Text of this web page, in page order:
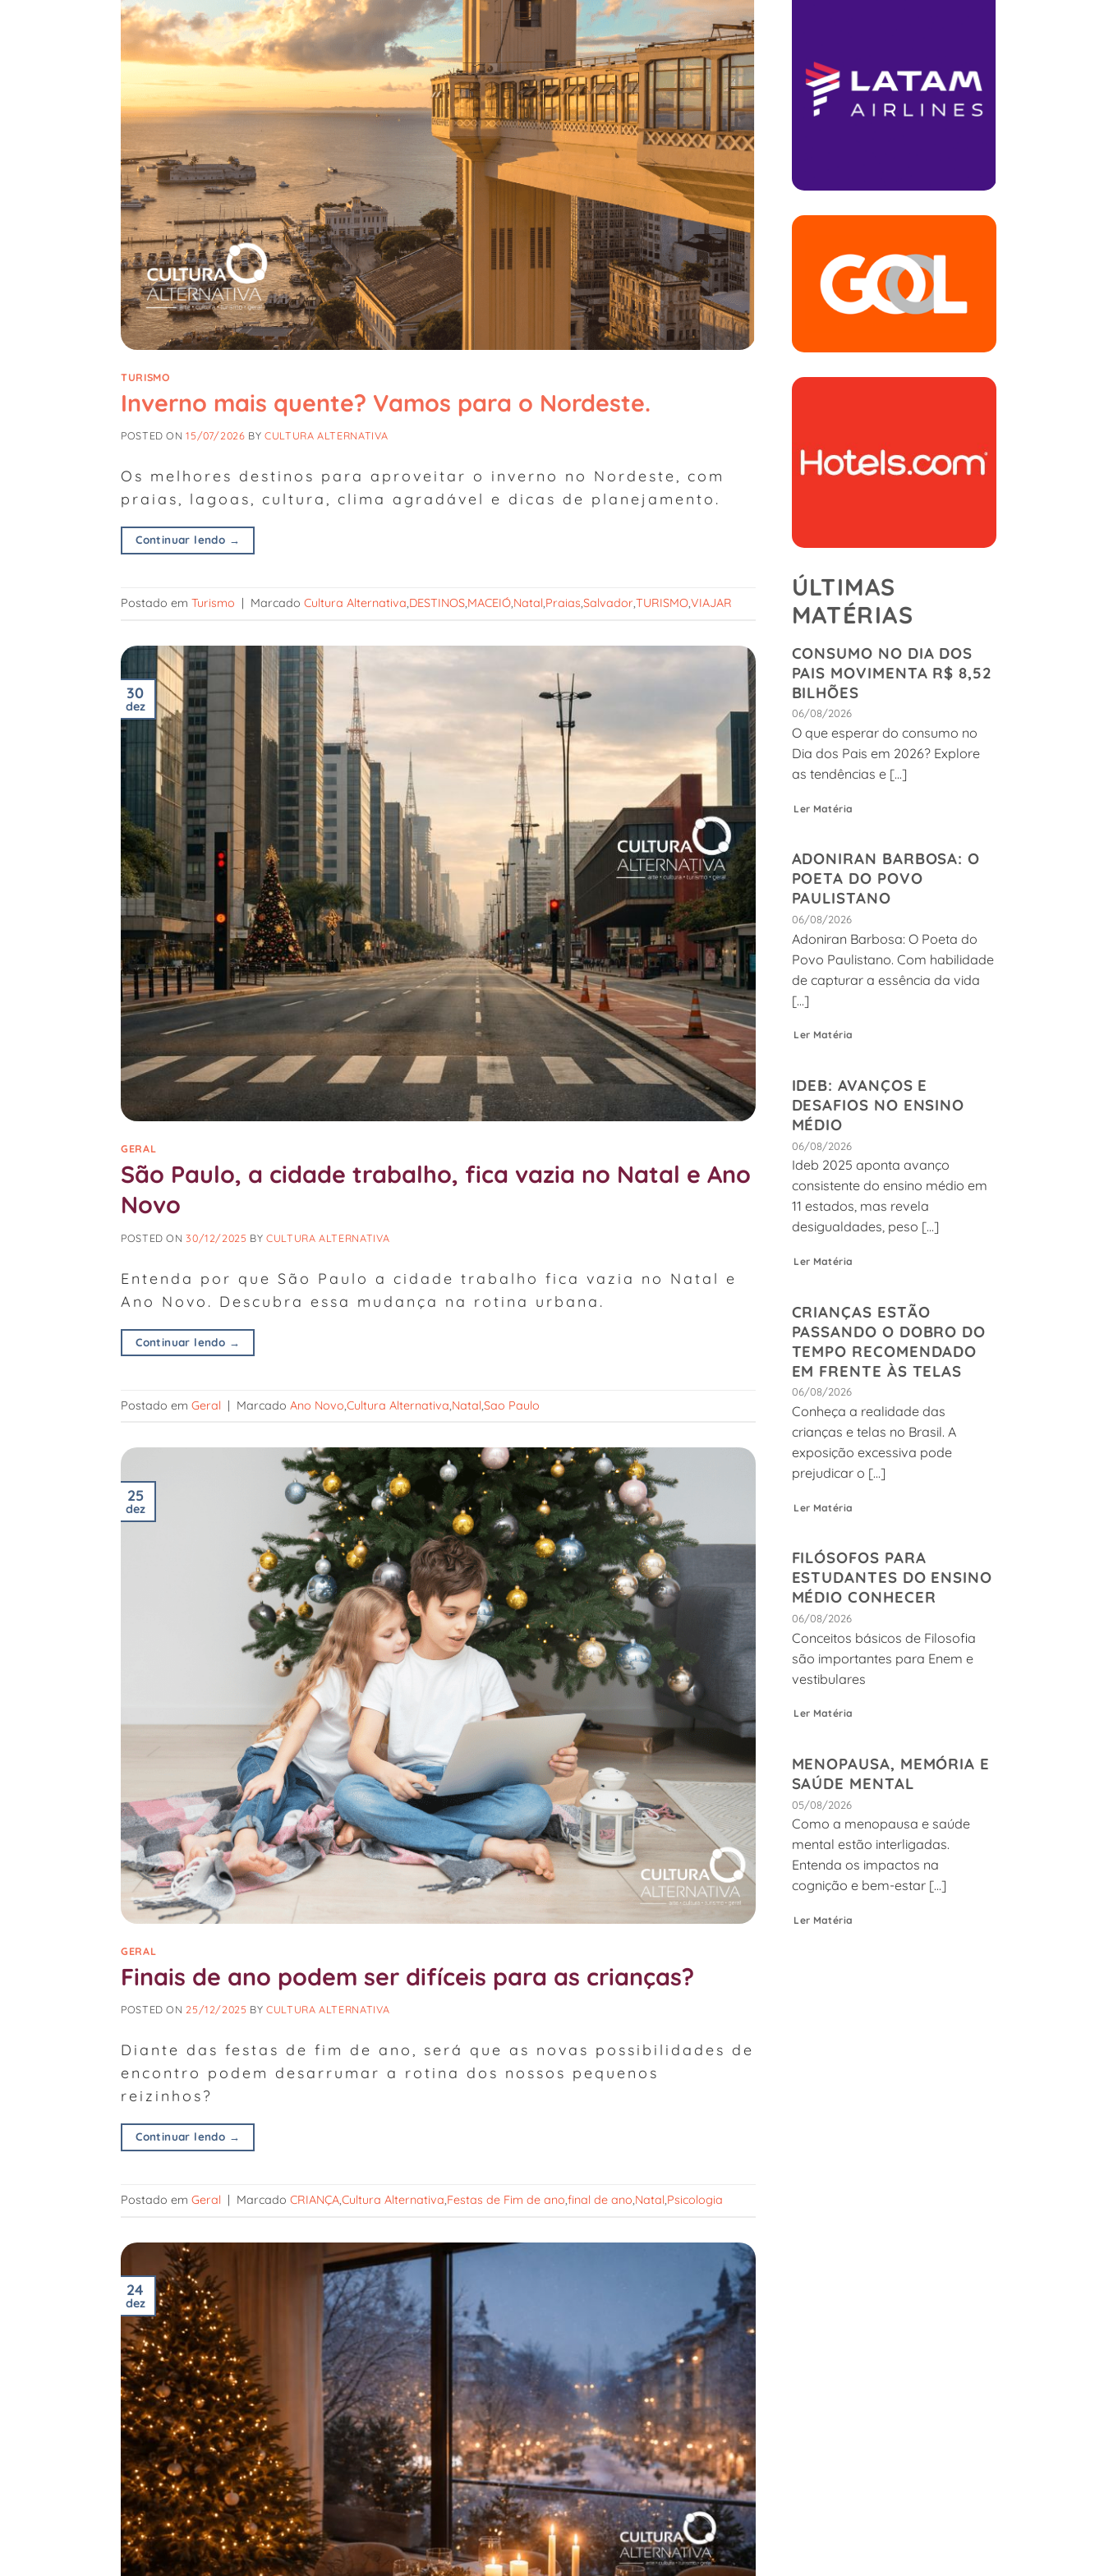
TURISMO
Inverno mais quente? Vamos para o Nordeste.
POSTED ON15/07/2026 BYCULTURA ALTERNATIVA
Os melhores destinos para aproveitar o inverno no Nordeste, com
praias, lagoas, cultura, clima agradável e dicas de planejamento.
Continuar lendo →
Postado em Turismo | Marcado Cultura Alternativa,DESTINOS,MACEIÓ,Natal,Praias,Salvador,TURISMO,VIAJAR
30
dez
GERAL
São Paulo, a cidade trabalho, fica vazia no Natal e Ano
Novo
POSTED ON30/12/2025 BYCULTURA ALTERNATIVA
Entenda por que São Paulo a cidade trabalho fica vazia no Natal e
Ano Novo. Descubra essa mudança na rotina urbana.
Continuar lendo →
Postado em Geral | Marcado Ano Novo,Cultura Alternativa,Natal,Sao Paulo
25
dez
GERAL
Finais de ano podem ser difíceis para as crianças?
POSTED ON 25/12/2025 BYCULTURA ALTERNATIVA
Diante das festas de fim de ano, será que as novas possibilidades de
encontro podem desarrumar a rotina dos nossos pequenos
reizinhos?
Continuar lendo →
Postado em Geral | Marcado CRIANÇA,Cultura Alternativa,Festas de Fim de ano,final de ano,Natal,Psicologia
24
dez
ÚLTIMAS
MATÉRIAS
CONSUMO NO DIA DOS
PAIS MOVIMENTA R$ 8,52
BILHÕES
06/08/2026
O que esperar do consumo no
Dia dos Pais em 2026? Explore
as tendências e [...]
Ler Matéria
ADONIRAN BARBOSA: O
POETA DO POVO
PAULISTANO
06/08/2026
Adoniran Barbosa: O Poeta do
Povo Paulistano. Com habilidade
de capturar a essência da vida
[...]
Ler Matéria
IDEB: AVANÇOS E
DESAFIOS NO ENSINO
MÉDIO
06/08/2026
Ideb 2025 aponta avanço
consistente do ensino médio em
11 estados, mas revela
desigualdades, peso [...]
Ler Matéria
CRIANÇAS ESTÃO
PASSANDO O DOBRO DO
TEMPO RECOMENDADO
EM FRENTE ÀS TELAS
06/08/2026
Conheça a realidade das
crianças e telas no Brasil. A
exposição excessiva pode
prejudicar o [...]
Ler Matéria
FILÓSOFOS PARA
ESTUDANTES DO ENSINO
MÉDIO CONHECER
06/08/2026
Conceitos básicos de Filosofia
são importantes para Enem e
vestibulares
Ler Matéria
MENOPAUSA, MEMÓRIA E
SAÚDE MENTAL
05/08/2026
Como a menopausa e saúde
mental estão interligadas.
Entenda os impactos na
cognição e bem-estar [...]
Ler Matéria